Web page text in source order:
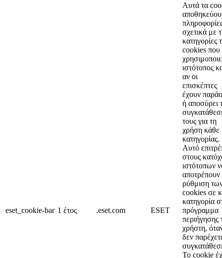
eset_cookie-bar 1 έτος .eset.com ESET
Αυτά τα
σχετικά με
κατηγορίες
cookies που
ιστότοπος
αν οι
επισκέπτες
έχουν
ή αποσύρει
τους για τη
χρήση κάθε
κατηγορίας.
Αυτό
στους
ιστότοπων
αποτρέπουν
ρύθμιση
cookies σε
κατηγορία
πρόγραμμα
περιήγησης
χρήστη,
δεν
Το cookie